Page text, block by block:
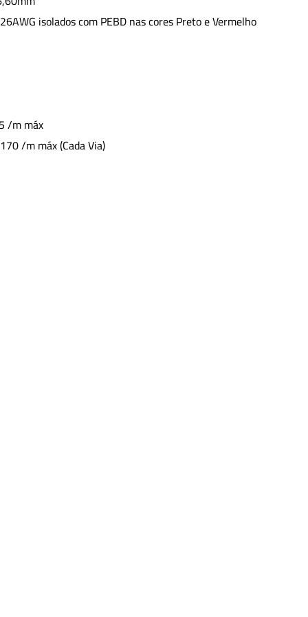
isolados com PEBD nas cores Preto e Vermelho
/m máx
/m máx (Cada Via)